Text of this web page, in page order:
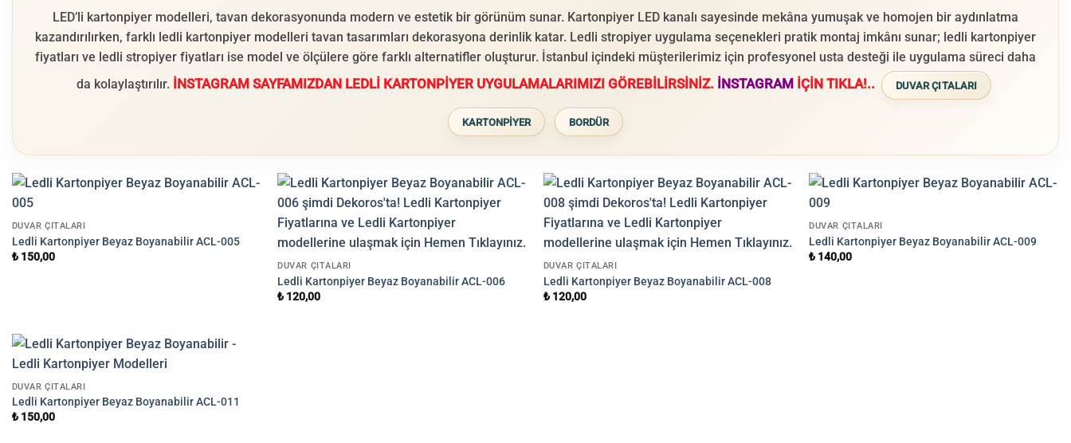
LED’li kartonpiyer modelleri, tavan dekorasyonunda modern ve estetik bir görünüm sunar. Kartonpiyer LED kanalı sayesinde mekâna yumuşak ve homojen bir aydınlatma
kazandırılırken, farklı ledli kartonpiyer modelleri tavan tasarımları dekorasyona derinlik katar. Ledli stropiyer uygulama seçenekleri pratik montaj imkânı sunar; ledli kartonpiyer
fiyatları ve ledli stropiyer fiyatları ise model ve ölçülere göre farklı alternatifler oluşturur. İstanbul içindeki müşterilerimiz için profesyonel usta desteği ile uygulama süreci daha
da kolaylaştırılır. İNSTAGRAM SAYFAMIZDAN LEDLİ KARTONPİYER UYGULAMALARIMIZI GÖREBİLİRSİNİZ. İNSTAGRAM İÇİN TIKLA!.. DUVAR ÇITALARI
KARTONPİYER BORDÜR
DUVAR ÇITALARI
Ledli Kartonpiyer Beyaz Boyanabilir ACL-005
₺150,00
DUVAR ÇITALARI
Ledli Kartonpiyer Beyaz Boyanabilir ACL-006
₺ 120,00
DUVAR ÇITALARI
Ledli Kartonpiyer Beyaz Boyanabilir ACL-008
₺120,00
DUVAR ÇITALARI
Ledli Kartonpiyer Beyaz Boyanabilir ACL-009
₺ 140,00
DUVAR ÇITALARI
Ledli Kartonpiyer Beyaz Boyanabilir ACL-011
₺150,00